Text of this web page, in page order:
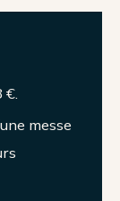
€.
messe